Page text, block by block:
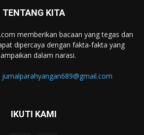
TENTANG KITA
memberikan bacaan yang tegas dan
dipercaya dengan fakta-fakta yang
dalam narasi.
jurnalparahyangan689@gmail.com
IKUTI KAMI